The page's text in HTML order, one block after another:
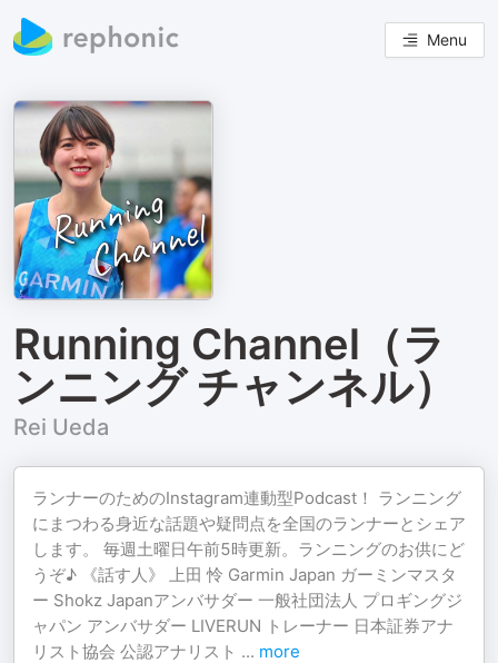
Menu
Running Channel（ラ
ンニング チャンネル）
Rei Ueda
ランナーのためのInstagram連動型Podcast！ ランニング
にまつわる身近な話題や疑問点を全国のランナーとシェア
します。 毎週土曜日午前5時更新。ランニングのお供にど
うぞ♪ 《話す人》 上田 怜 Garmin Japan ガーミンマスタ
ー Shokz Japanアンバサダー 一般社団法人 プロギングジ
ャパン アンバサダー LIVERUN トレーナー 日本証券アナ
リスト協会 公認アナリスト ... more